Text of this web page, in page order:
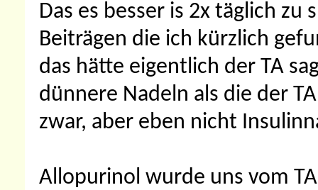
Das es besser is 2x täglich
Beiträgen die ich kürzlich
das hätte eigentlich der TA
dünnere Nadeln als die der
zwar, aber eben nicht
Allopurinol wurde uns vom